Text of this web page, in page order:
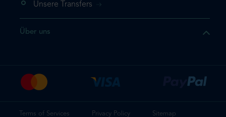
ein weiteres Mal
Unsere Transfers
Über uns
Terms of Services Privacy Policy Sitemap